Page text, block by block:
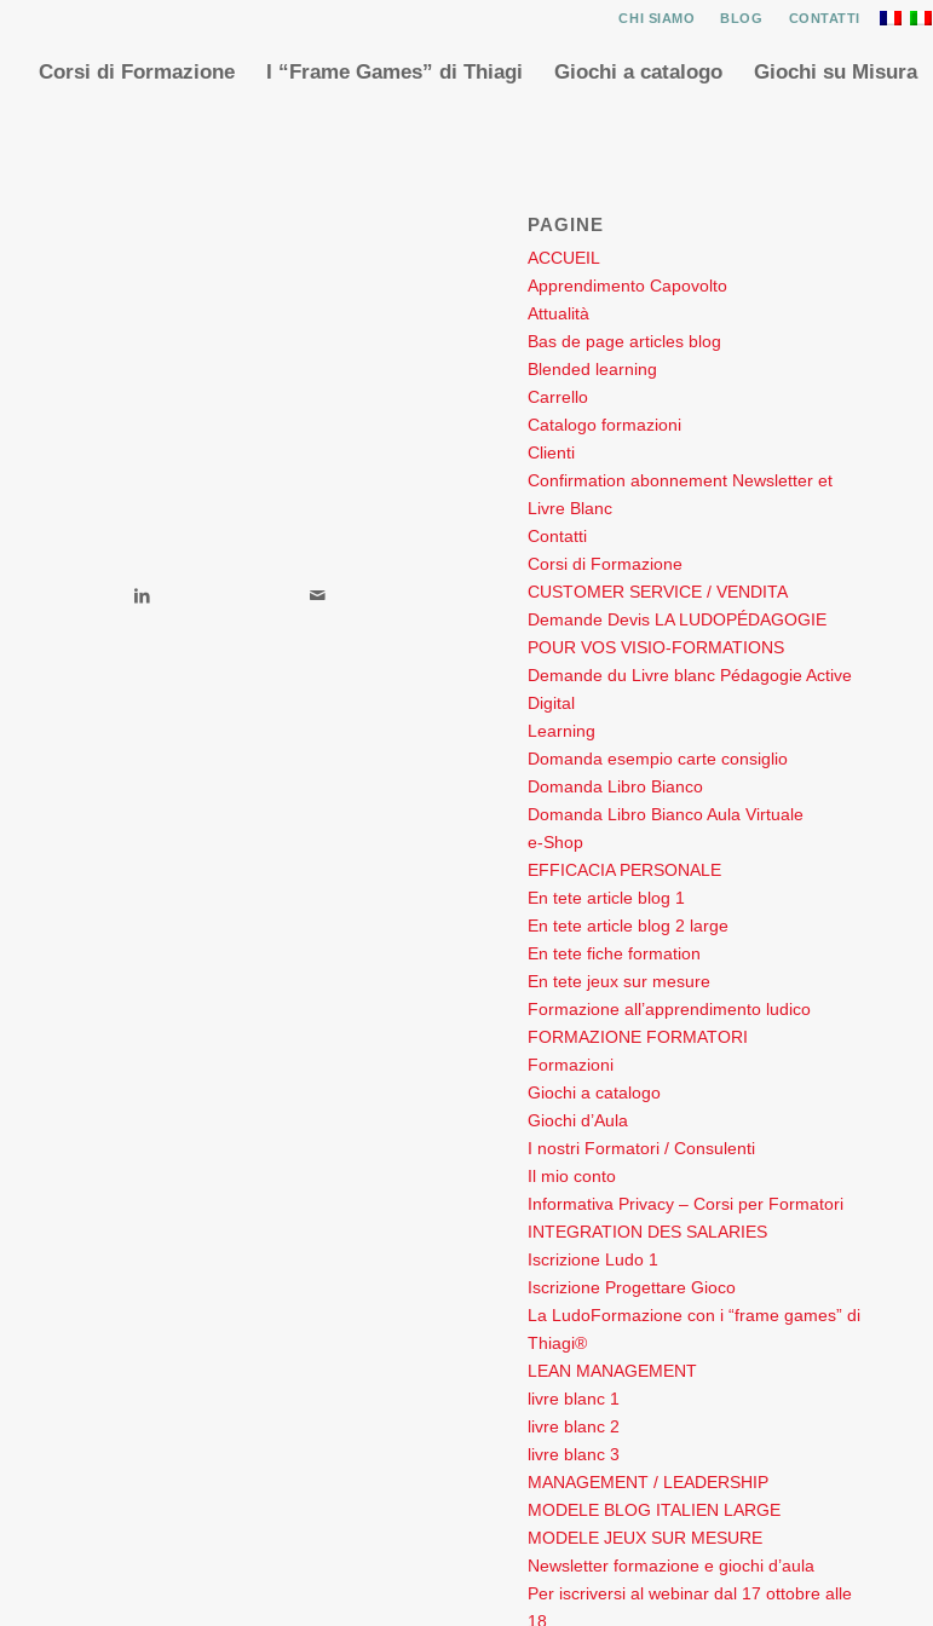
CHI SIAMO BLOG CONTATTI
Corsi di Formazione I “Frame Games” di Thiagi Giochi a catalogo Giochi su Misura
PAGINE
ACCUEIL
Apprendimento Capovolto
Attualità
Bas de page articles blog
Blended learning
Carrello
Catalogo formazioni
Clienti
Confirmation abonnement Newsletter et
Livre Blanc
Contatti
Corsi di Formazione
CUSTOMER SERVICE / VENDITA
Demande Devis LA LUDOPÉDAGOGIE
POUR VOS VISIO-FORMATIONS
Demande du Livre blanc Pédagogie Active
Digital
Learning
Domanda esempio carte consiglio
Domanda Libro Bianco
Domanda Libro Bianco Aula Virtuale
e-Shop
EFFICACIA PERSONALE
En tete article blog 1
En tete article blog 2 large
En tete fiche formation
En tete jeux sur mesure
Formazione all’apprendimento ludico
FORMAZIONE FORMATORI
Formazioni
Giochi a catalogo
Giochi d’Aula
I nostri Formatori / Consulenti
Il mio conto
Informativa Privacy – Corsi per Formatori
INTEGRATION DES SALARIES
Iscrizione Ludo 1
Iscrizione Progettare Gioco
La LudoFormazione con i “frame games” di
Thiagi®
LEAN MANAGEMENT
livre blanc 1
livre blanc 2
livre blanc 3
MANAGEMENT / LEADERSHIP
MODELE BLOG ITALIEN LARGE
MODELE JEUX SUR MESURE
Newsletter formazione e giochi d’aula
Per iscriversi al webinar dal 17 ottobre alle
18